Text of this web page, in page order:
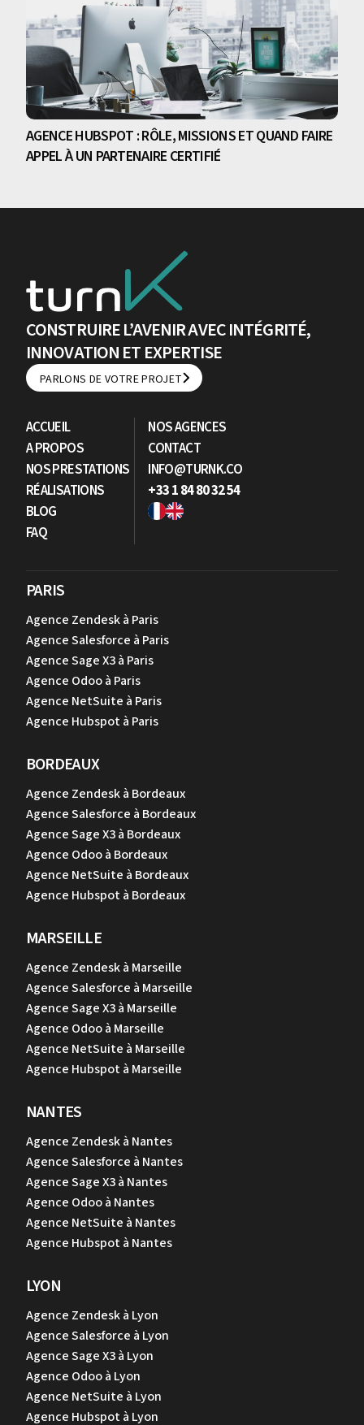
AGENCE HUBSPOT : RÔLE, MISSIONS ET QUAND FAIRE
APPEL À UN PARTENAIRE CERTIFIÉ
CONSTRUIRE L’AVENIR AVEC INTÉGRITÉ,
INNOVATION ET EXPERTISE
PARLONS DE VOTRE PROJET
PARLONS DE VOTRE PROJET
ACCUEIL
A PROPOS
NOS PRESTATIONS
RÉALISATIONS
BLOG
FAQ
NOS AGENCES
CONTACT
INFO@TURNK.CO
+33 1 84 80 32 54
PARIS
Agence Zendesk à Paris
Agence Salesforce à Paris
Agence Sage X3 à Paris
Agence Odoo à Paris
Agence NetSuite à Paris
Agence Hubspot à Paris
BORDEAUX
Agence Zendesk à Bordeaux
Agence Salesforce à Bordeaux
Agence Sage X3 à Bordeaux
Agence Odoo à Bordeaux
Agence NetSuite à Bordeaux
Agence Hubspot à Bordeaux
MARSEILLE
Agence Zendesk à Marseille
Agence Salesforce à Marseille
Agence Sage X3 à Marseille
Agence Odoo à Marseille
Agence NetSuite à Marseille
Agence Hubspot à Marseille
NANTES
Agence Zendesk à Nantes
Agence Salesforce à Nantes
Agence Sage X3 à Nantes
Agence Odoo à Nantes
Agence NetSuite à Nantes
Agence Hubspot à Nantes
LYON
Agence Zendesk à Lyon
Agence Salesforce à Lyon
Agence Sage X3 à Lyon
Agence Odoo à Lyon
Agence NetSuite à Lyon
Agence Hubspot à Lyon